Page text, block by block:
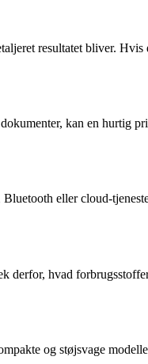
resultatet bliver.
kan en hurtig
eller cloud-
hvad
og støjsvage